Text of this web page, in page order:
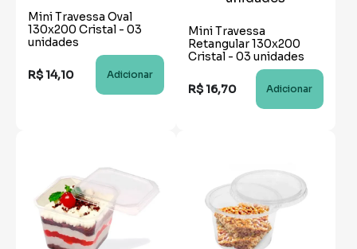
Mini Travessa Oval
130x200 Cristal - 03
unidades
R$14,10 Adicionar
Mini Travessa
Retangular 130x200
Cristal - 03 unidades
R$16,70 Adicionar